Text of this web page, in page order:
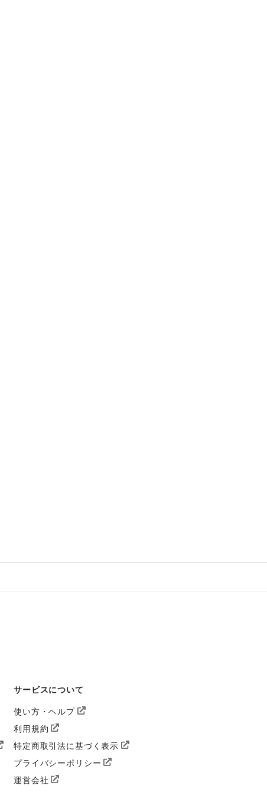
サービスについて
使い方・ヘルプ
利用規約
特定商取引法に基づく表示
プライバシーポリシー
運営会社